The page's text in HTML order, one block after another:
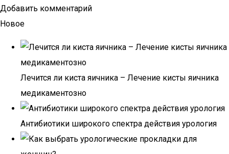
Добавить комментарий
Новое
Лечится ли киста яичника – Лечение кисты яичника
медикаментозно
Антибиотики широкого спектра действия урология